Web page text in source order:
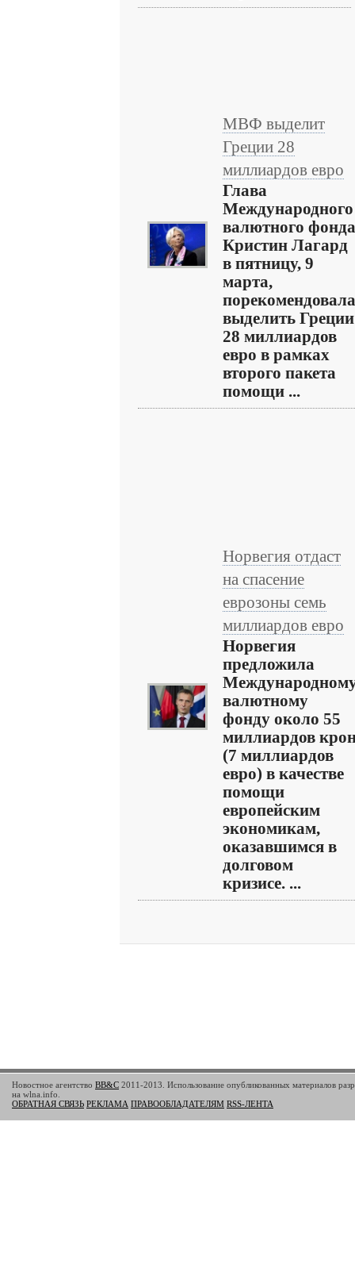
МВФ выделит
Греции 28
миллиардов евро
Глава
Международного
валютного фонда
Кристин Лагард
в пятницу, 9
марта,
порекомендовала
выделить Греции
28 миллиардов
евро в рамках
второго пакета
помощи ...
Норвегия отдаст
на спасение
еврозоны семь
миллиардов евро
Норвегия
предложила
валютному
фонду около 55
миллиардов
(7 миллиардов
евро) в качестве
помощи
европейским
экономикам,
оказавшимся в
долговом
кризисе. ...
Новостное агентство BB&C 2011-2013. Использование опубликованных материалов
на wlna.info.
ОБРАТНАЯ СВЯЗЬ РЕКЛАМА ПРАВООБЛАДАТЕЛЯМ RSS-ЛЕНТА